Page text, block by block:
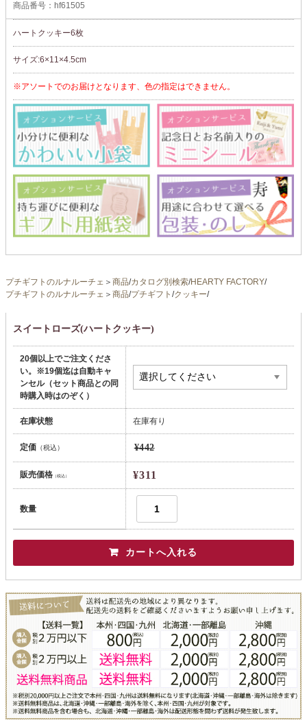
商品番号：hf61505
ハートクッキー6枚
サイズ:6×11×4.5cm
※アソートでのお届けとなります、色の指定はできません。
プチギフトのルナルーチェ ＞ 商品/カタログ別検索/HEARTY FACTORY/
プチギフトのルナルーチェ ＞ 商品/プチギフト /クッキー/
スイートローズ(ハートクッキー)
20個以上でご注文くださ
い。※19個迄は自動キャ
ンセル（セット商品との同
時購入時はのぞく）
在庫状態 在庫有り
定価 （税込） ¥442
販売価格（税込） ¥311
数量